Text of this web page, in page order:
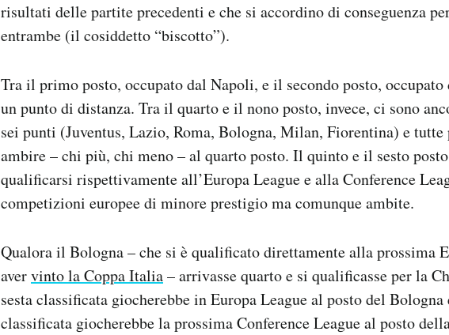
risultati delle partite precedenti e che si accordino di conseguenza
entrambe (il cosiddetto “biscotto”).
Tra il primo posto, occupato dal Napoli, e il secondo posto, occupato
un punto di distanza. Tra il quarto e il nono posto, invece, ci sono
sei punti (Juventus, Lazio, Roma, Bologna, Milan, Fiorentina) e tutte
ambire – chi più, chi meno – al quarto posto. Il quinto e il sesto
qualificarsi rispettivamente all’Europa League e alla Conference
competizioni europee di minore prestigio ma comunque ambite.
Qualora il Bologna – che si è qualificato direttamente alla prossima
avervinto la Coppa Italia– arrivasse quarto e si qualificasse per la
sesta classificata giocherebbe in Europa League al posto del
classificata giocherebbe la prossima Conference League al posto